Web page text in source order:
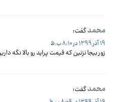
محمدگفت:
19 آذر 1399 در 8:10 ب.ظ
زور بیجا نزنین که قیمت پراید رو بالا نگه
محمدگفت: